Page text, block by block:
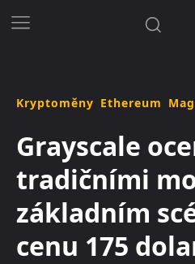
Kryptoměny Ethereum
Grayscale
tradičními
základním
cenu 175